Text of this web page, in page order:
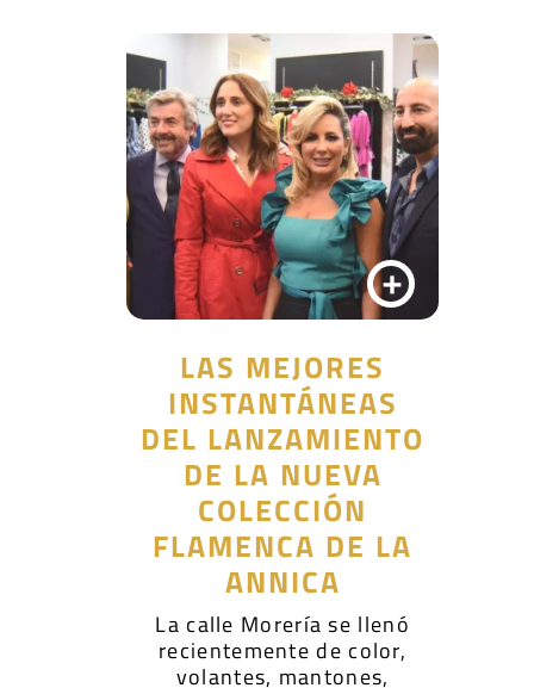
+
LAS MEJORES
INSTANTÁNEAS
DEL LANZAMIENTO
DE LA NUEVA
COLECCIÓN
FLAMENCA DE LA
ANNICA
La calle Morería se llenó
recientemente de color,
volantes, mantones,